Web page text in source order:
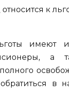
к
имеют
а
в